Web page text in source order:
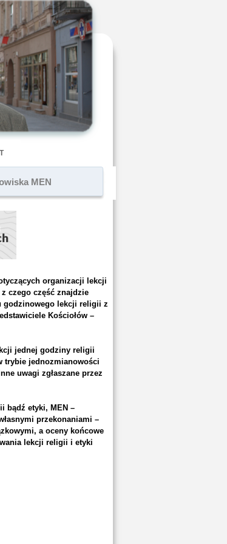
MEN
organizacji lekcji
czego część znajdzie
godzinowego lekcji religii z
Kościołów –
jednej godziny religii
trybie jednozmianowości
uwagi zgłaszane przez
bądź etyki, MEN –
przekonaniami –
a oceny końcowe
lekcji religii i etyki